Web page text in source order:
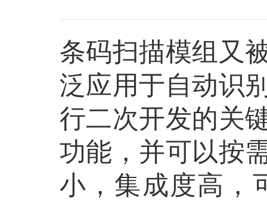
条码扫描模组 又
泛应用于自动识
行二次开发的关
功能，并可以按
小，集成度高，